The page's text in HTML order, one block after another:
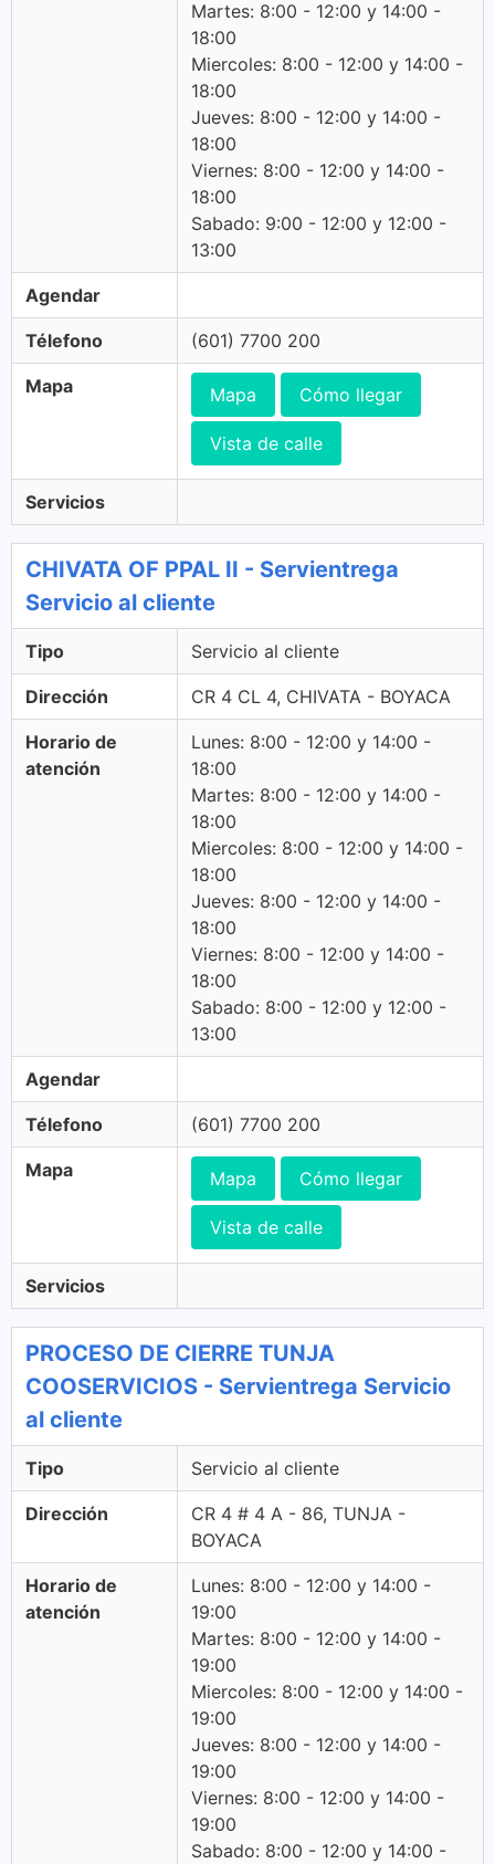
Martes: 8:00 - 12:00 y 14:00 -
18:00
Miercoles: 8:00 - 12:00 y 14:00 -
18:00
Jueves: 8:00 - 12:00 y 14:00 -
18:00
Viernes: 8:00 - 12:00 y 14:00 -
18:00
Sabado: 9:00 - 12:00 y 12:00 -
13:00
Agendar
Télefono (601) 7700 200
Mapa Mapa Cómo llegar
Vista de calle
Servicios
CHIVATA OF PPAL II - Servientrega
Servicio al cliente
Tipo Servicio al cliente
Dirección CR 4 CL 4, CHIVATA - BOYACA
Horario de
atención
Lunes: 8:00 - 12:00 y 14:00 -
18:00
Martes: 8:00 - 12:00 y 14:00 -
18:00
Miercoles: 8:00 - 12:00 y 14:00 -
18:00
Jueves: 8:00 - 12:00 y 14:00 -
18:00
Viernes: 8:00 - 12:00 y 14:00 -
18:00
Sabado: 8:00 - 12:00 y 12:00 -
13:00
Agendar
Télefono (601) 7700 200
Mapa Mapa Cómo llegar
Vista de calle
Servicios
PROCESO DE CIERRE TUNJA
COOSERVICIOS - Servientrega Servicio
al cliente
Tipo Servicio al cliente
Dirección
CR 4 # 4 A - 86, TUNJA -
BOYACA
Horario de
atención
Lunes: 8:00 - 12:00 y 14:00 -
19:00
Martes: 8:00 - 12:00 y 14:00 -
19:00
Miercoles: 8:00 - 12:00 y 14:00 -
19:00
Jueves: 8:00 - 12:00 y 14:00 -
19:00
Viernes: 8:00 - 12:00 y 14:00 -
19:00
Sabado: 8:00 - 12:00 y 14:00 -